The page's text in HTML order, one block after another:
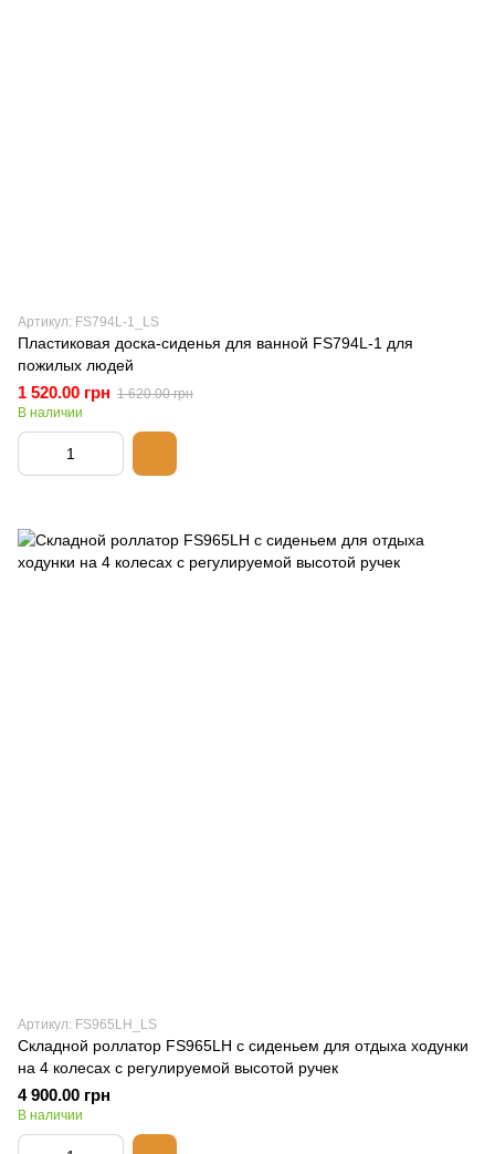
Артикул: FS794L-1_LS
Пластиковая доска-сиденья для ванной FS794L-1 для
пожилых людей
1 520.00 грн 1 620.00 грн
В наличии
Артикул: FS965LH_LS
Складной роллатор FS965LH с сиденьем для отдыха ходунки
на 4 колесах с регулируемой высотой ручек
4 900.00 грн
В наличии